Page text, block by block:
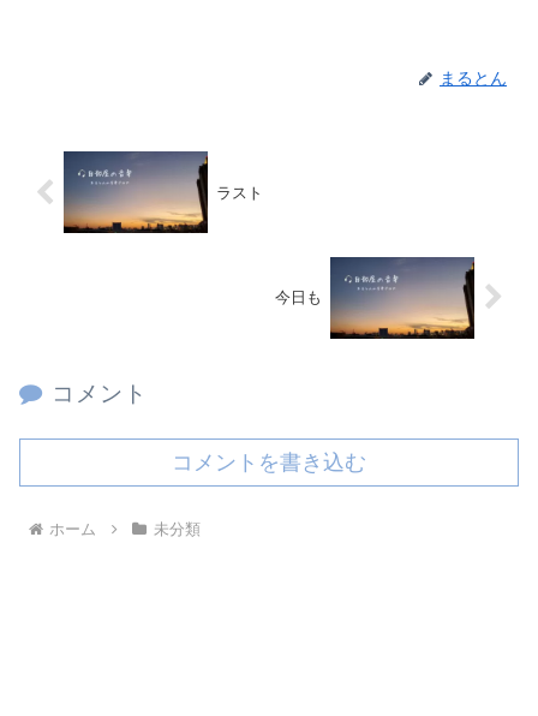
まるとん
ラスト
今日も
コメント
コメントを書き込む
ホーム 未分類